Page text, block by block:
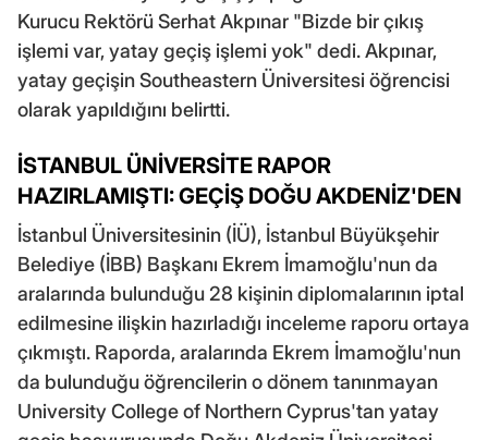
Kurucu Rektörü Serhat Akpınar "Bizde bir çıkış
işlemi var, yatay geçiş işlemi yok" dedi. Akpınar,
yatay geçişin Southeastern Üniversitesi öğrencisi
olarak yapıldığını belirtti.
İSTANBUL ÜNİVERSİTE RAPOR
HAZIRLAMIŞTI: GEÇİŞ DOĞU AKDENİZ'DEN
İstanbul Üniversitesinin (İÜ), İstanbul Büyükşehir
Belediye (İBB) Başkanı Ekrem İmamoğlu'nun da
aralarında bulunduğu 28 kişinin diplomalarının iptal
edilmesine ilişkin hazırladığı inceleme raporu ortaya
çıkmıştı. Raporda, aralarında Ekrem İmamoğlu'nun
da bulunduğu öğrencilerin o dönem tanınmayan
University College of Northern Cyprus'tan yatay